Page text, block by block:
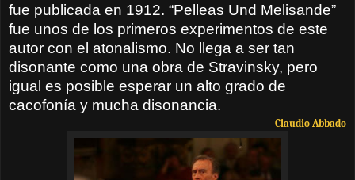
fue publicada en 1912. “Pelleas Und Melisande”
fue unos de los primeros experimentos de este
autor con el atonalismo. No llega a ser tan
disonante como una obra de Stravinsky, pero
igual es posible esperar un alto grado de
cacofonía y mucha disonancia.
Claudio Abbado